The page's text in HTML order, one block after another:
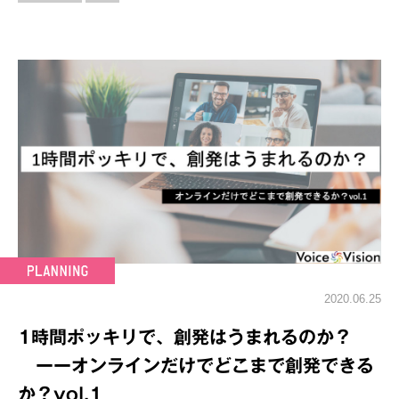
2020.06.25
1時間ポッキリで、創発はうまれるのか？
ーーオンラインだけでどこまで創発できる
か？vol.1